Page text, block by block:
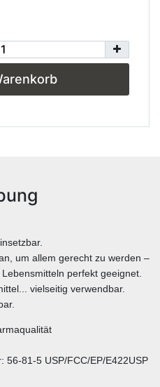
um allem gerecht zu werden –
perfekt geeignet.
vielseitig verwendbar.
56-81-5 USP/FCC/EP/E422USP